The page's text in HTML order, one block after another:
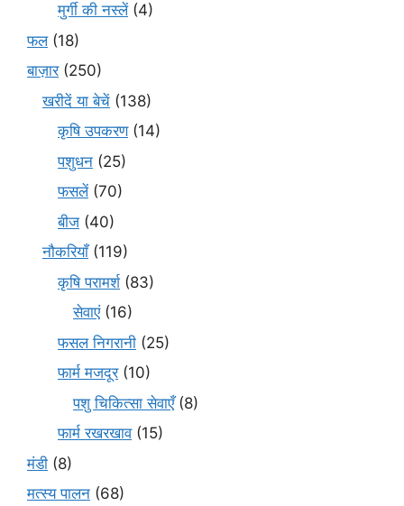
मुर्गी की नस्लें(4)
फल(18)
बाज़ार(250)
खरीदें या बेचें (138)
कृषि उपकरण(14)
पशुधन (25)
फसलें(70)
बीज (40)
नौकरियाँ(119)
कृषि परामर्श(83)
सेवाएं(16)
फसल निगरानी (25)
फार्म मजदूर(10)
पशु चिकित्सा सेवाएँ(8)
फार्म रखरखाव(15)
मंडी (8)
मत्स्य पालन (68)